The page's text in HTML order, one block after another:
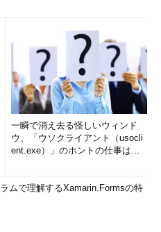
一瞬で消え去る怪しいウィンド
ウ、「ウソクライアント（usocli
ent.exe）」のホントの仕事は？
ムで理解するXamarin.Formsの特